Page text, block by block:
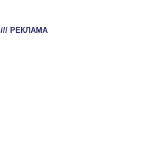
/// РЕКЛАМА